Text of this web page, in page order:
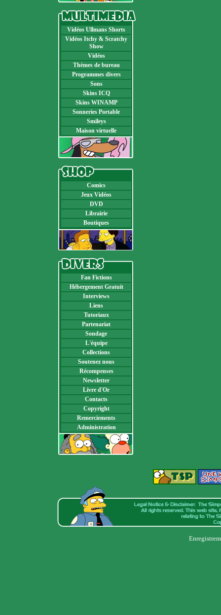
Vidéos Ullmans Shorts
Vidéos Itchy & Scratchy
Show
Vidéos
Thèmes de bureau
Programmes divers
Sons
Skins ICQ
Skins WINAMP
Sonneries Portable
Smileys
Maison virtuelle
Comics
Jeux Vidéos
DVD
Librairie
Boutiques
Fan Fictions
Hébergement Gratuit
Interviews
Liens
Tutoriaux
Partenariat
Sondage
L'équipe
Collections
Soutenez nous
Récompenses
Newsletter
Livre d'Or
Contacts
Copyright
Remerciements
Administration